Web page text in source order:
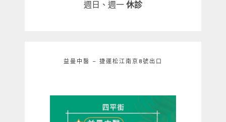
週日、週一 休診
益曼中醫 – 捷運松江南京8號出口